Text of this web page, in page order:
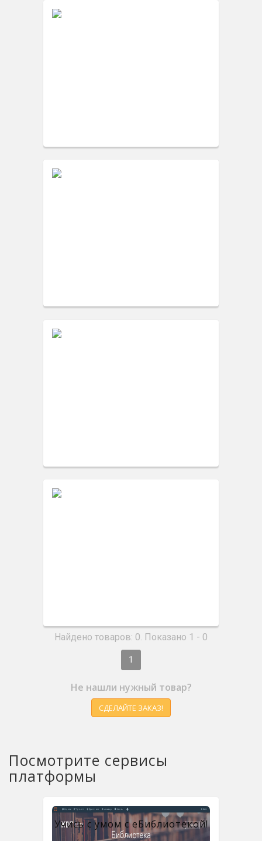
Найдено товаров: 0. Показано 1 - 0
1
Не нашли нужный товар?
СДЕЛАЙТЕ ЗАКАЗ!
Посмотрите сервисы
платформы
Учись с умом с eБиблиотекой!